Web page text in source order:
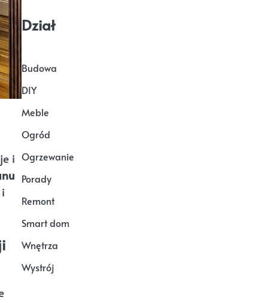
i
Dział
Budowa
DIY
Meble
Ogród
Ogrzewanie
Porady
Remont
Smart dom
Wnętrza
Wystrój